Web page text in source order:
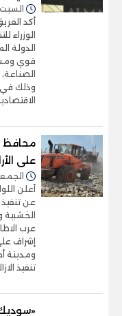
السبت 17/يناير/2026 - 06:07 م
أكد
الوزراء
الدولة
قوي
وذلك في
محافظ
على
الجمعة 16/يناير/2026
أعلن
عن تنفيذ
الخشبية
عرب
إشراف
ومدينة
تنفيذ